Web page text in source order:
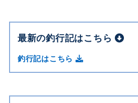
最新の釣行記はこちら
釣行記はこちら